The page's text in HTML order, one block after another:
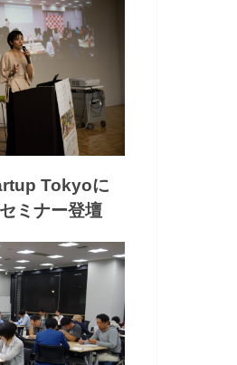
Tokyoに
ミナー登壇